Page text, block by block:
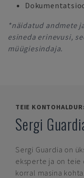
*näidatud andmete
esineda erinevusi,
müügiesindaja.
TEIE KONTOHALDUR:
Sergi
Sergi Guardia on
eksperte ja on teie
korral masina